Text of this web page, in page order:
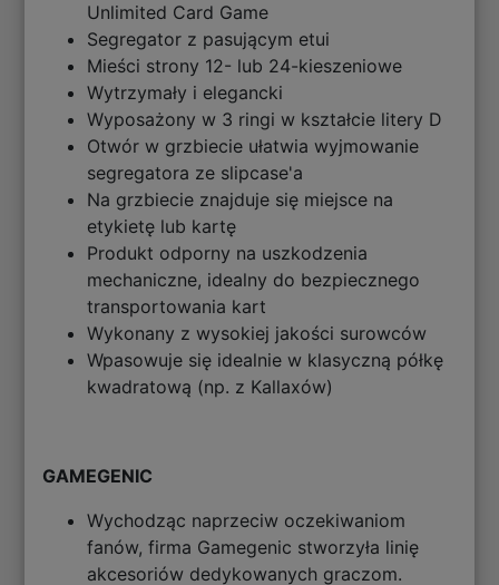
Unlimited Card Game
Segregator z pasującym etui
Mieści strony 12- lub 24-kieszeniowe
Wytrzymały i elegancki
Wyposażony w 3 ringi w kształcie litery D
Otwór w grzbiecie ułatwia wyjmowanie
segregatora ze slipcase'a
Na grzbiecie znajduje się miejsce na
etykietę lub kartę
Produkt odporny na uszkodzenia
mechaniczne, idealny do bezpiecznego
transportowania kart
Wykonany z wysokiej jakości surowców
Wpasowuje się idealnie w klasyczną półkę
kwadratową (np. z Kallaxów)
GAMEGENIC
Wychodząc naprzeciw oczekiwaniom
fanów, firma Gamegenic stworzyła linię
akcesoriów dedykowanych graczom.